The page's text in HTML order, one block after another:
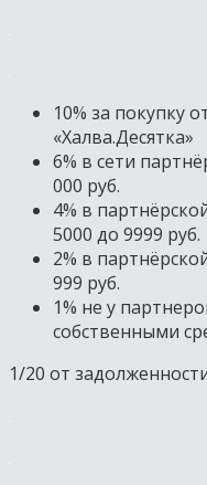
10% за покупку
«Халва.Десятка»
6% в сети
000 руб.
4% в
5000 до 9999 руб.
2% в
999 руб.
1% не у
собственными
1/20 от